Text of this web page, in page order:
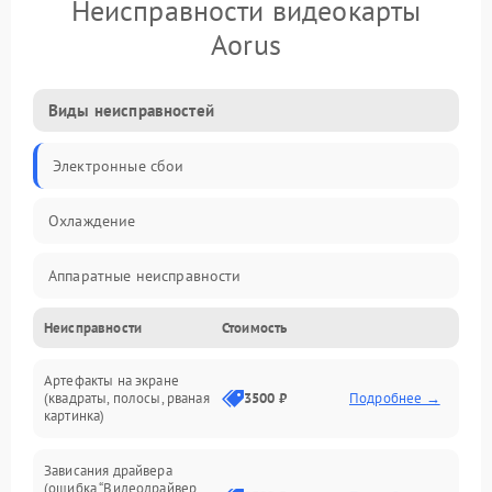
Неисправности видеокарты
Aorus
Виды неисправностей
Электронные сбои
Охлаждение
Аппаратные неисправности
Перегрев и термопроблемы
Видео
Неисправности Стоимость
Артефакты на экране
(квадраты, полосы, рваная
картинка)
3500 ₽ Подробнее →
Зависания драйвера